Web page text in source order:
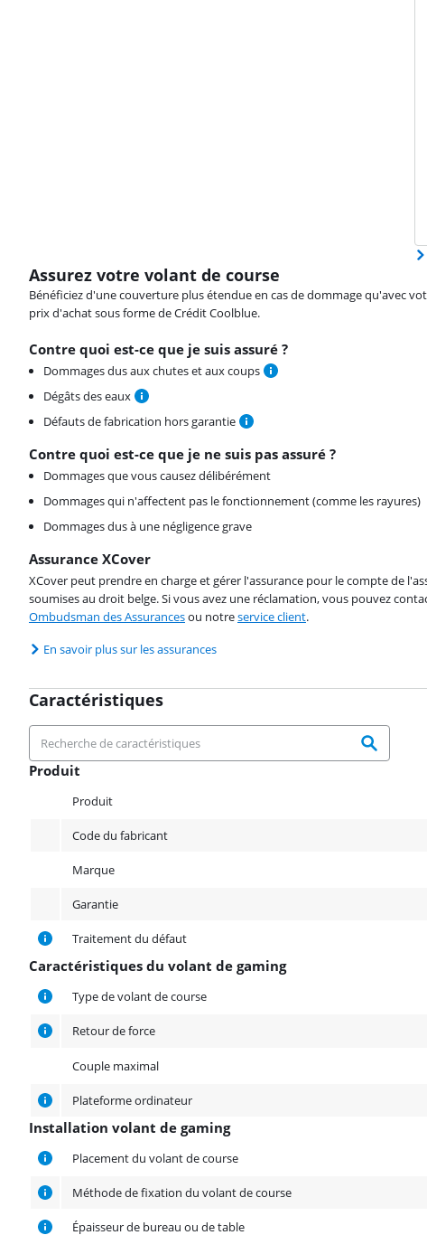
Assurez votre volant de course
Bénéficiez d'une couverture plus étendue en cas de dommage qu'avec
prix d'achat sous forme de Crédit Coolblue.
Contre quoi est-ce que je suis assuré ?
Dommages dus aux chutes et aux coups
Dégâts des eaux
Défauts de fabrication hors garantie
Contre quoi est-ce que je ne suis pas assuré ?
Dommages que vous causez délibérément
Dommages qui n'affectent pas le fonctionnement (comme les rayures)
Dommages dus à une négligence grave
Assurance XCover
XCover peut prendre en charge et gérer l'assurance pour le compte de
soumises au droit belge. Si vous avez une réclamation, vous pouvez
Ombudsman des Assurancesou notreservice client.
En savoir plus sur les assurances
Caractéristiques
Produit
Produit
Code du fabricant
Marque
Garantie
Traitement du défaut
Caractéristiques du volant de gaming
Caractéristiques du volant de gaming
Type de volant de course
Retour de force
Couple maximal
Plateforme ordinateur
Installation volant de gaming
Installation volant de gaming
Placement du volant de course
Méthode de fixation du volant de course
Épaisseur de bureau ou de table